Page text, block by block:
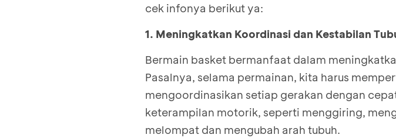
cek infonya berikut ya:
1. Meningkatkan Koordinasi dan Kestabilan
Bermain basket bermanfaat dalam
Pasalnya, selama permainan, kita harus
mengoordinasikan setiap gerakan dengan
keterampilan motorik, seperti menggiring,
melompat dan mengubah arah tubuh.